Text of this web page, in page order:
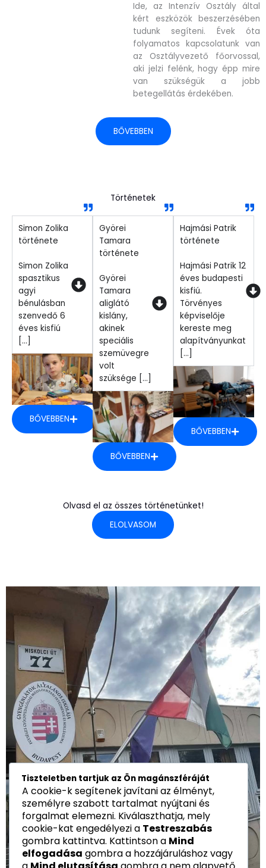
Ide, az Intenzív Osztály által
kért eszközök beszerzésében
tudunk segíteni. Évek óta
folyamatos kapcsolatunk van
az Osztályvezető főorvossal,
aki jelzi felénk, hogy épp mire
van szükségük a jobb
betegellátás érdekében.
BŐVEBBEN
Történetek
Simon Zolika
története
Simon Zolika
spasztikus
agyi
bénulásban
szenvedő 6
éves kisfiú
[...]
BŐVEBBEN
Györei
Tamara
története
Györei
Tamara
aliglátó
kislány,
akinek
speciális
szemüvegre
volt
szüksége [...]
BŐVEBBEN
Hajmási Patrik
története
Hajmási Patrik 12
éves budapesti
kisfiú.
Törvényes
képviselője
kereste meg
alapítványunkat
[...]
BŐVEBBEN
Olvasd el az összes történetünket!
ELOLVASOM
Tiszteletben tartjuk az Ön magánszféráját
A cookie-k segítenek javítani az élményt,
személyre szabott tartalmat nyújtani és
forgalmat elemezni. Kiválaszthatja, mely
cookie-kat engedélyezi a Testreszabás
gombra kattintva. Kattintson a Mind
elfogadása gombra a hozzájáruláshoz vagy